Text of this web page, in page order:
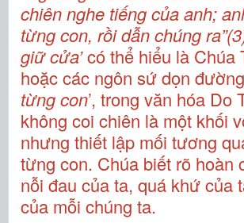
chiên nghe tiếng của anh;
từng con, rồi dẫn chúng
giữ cửa’có thể hiểu là Chúa
hoặc các ngôn sứ dọn
từng con’, trong văn hóa Do
không coi chiên là một khối
nhưng thiết lập mối tương
từng con. Chúa biết rõ hoàn
nỗi đau của ta, quá khứ của
của mỗi chúng ta.